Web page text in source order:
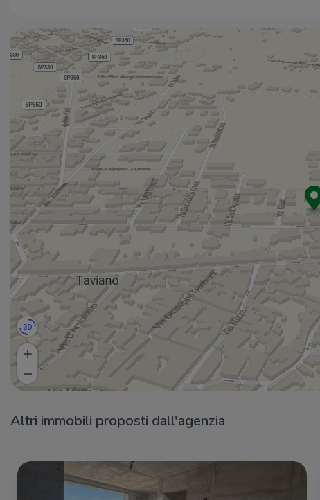
Altri immobili proposti dall'agenzia